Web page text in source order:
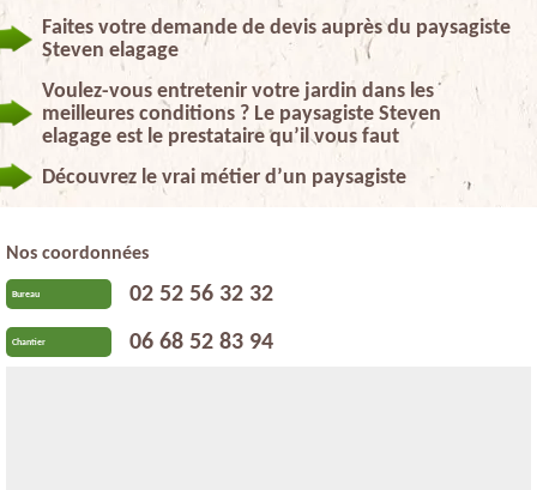
Faites votre demande de devis auprès du paysagiste
Steven elagage
Voulez-vous entretenir votre jardin dans les
meilleures conditions ? Le paysagiste Steven
elagage est le prestataire qu’il vous faut
Découvrez le vrai métier d’un paysagiste
Nos coordonnées
Bureau 02 52 56 32 32
Chantier 06 68 52 83 94